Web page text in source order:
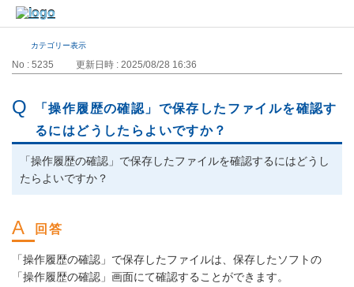
カテゴリー表示
No : 5235 更新日時 : 2025/08/28 16:36
「操作履歴の確認」で保存したファイルを確認す
るにはどうしたらよいですか？
「操作履歴の確認」で保存したファイルを確認するにはどうし
たらよいですか？
「操作履歴の確認」で保存したファイルは、保存したソフトの
「操作履歴の確認」画面にて確認することができます。